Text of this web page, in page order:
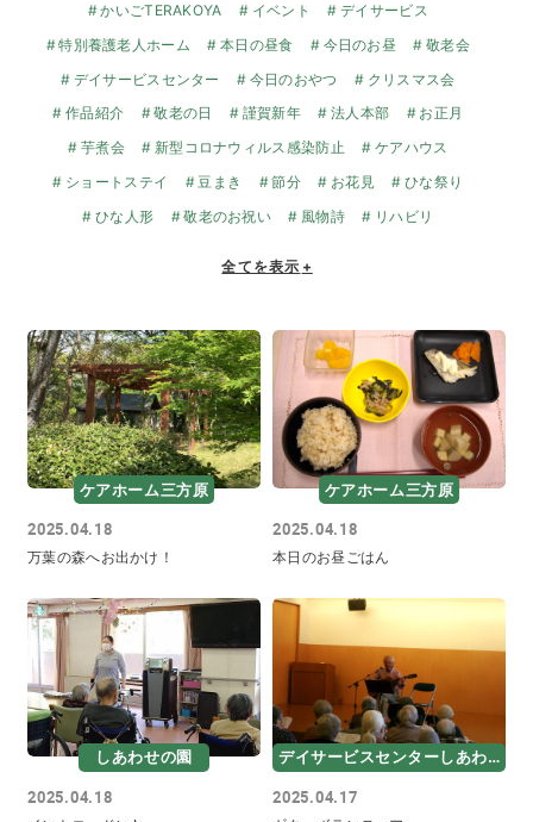
かいごTERAKOYA イベント
デイサービス
特別養護老人ホーム
本日の昼食 今日のお昼
敬老会
デイサービスセンター
今日のおやつ
クリスマス会
作品紹介
敬老の日 謹賀新年 法人本部
お正月
芋煮会
新型コロナウィルス感染防止
ケアハウス
ショートステイ
豆まき 節分 お花見
ひな祭り
ひな人形
敬老のお祝い 風物詩 リハビリ
全てを表示 +
ケアホーム三方原
2025.04.18
万葉の森へお出かけ！
ケアホーム三方原
2025.04.18
本日のお昼ごはん
しあわせの園
2025.04.18
デイサービスセンターしあわせ
2025.04.17